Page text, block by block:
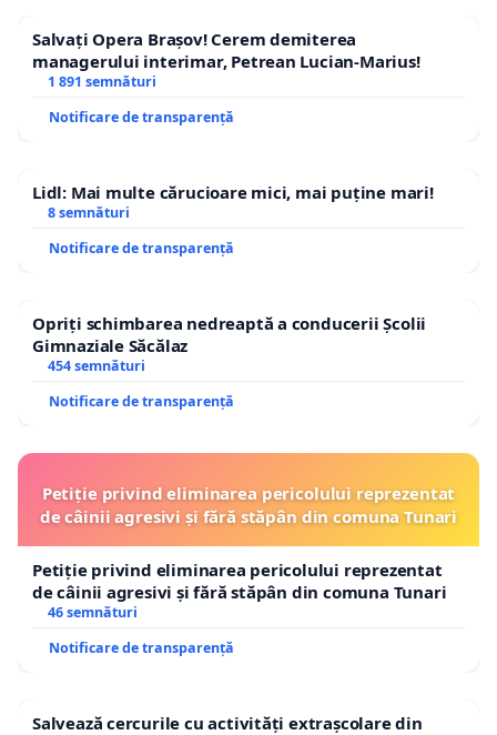
Salvați Opera Brașov! Cerem demiterea
managerului interimar, Petrean Lucian-Marius!
1 891 semnături
Notificare de transparență
Lidl: Mai multe cărucioare mici, mai puține mari!
8 semnături
Notificare de transparență
Opriți schimbarea nedreaptă a conducerii Școlii
Gimnaziale Săcălaz
454 semnături
Notificare de transparență
Petiție privind eliminarea pericolului reprezentat
de câinii agresivi și fără stăpân din comuna Tunari
Petiție privind eliminarea pericolului reprezentat
de câinii agresivi și fără stăpân din comuna Tunari
46 semnături
Notificare de transparență
Salvează cercurile cu activități extrașcolare din